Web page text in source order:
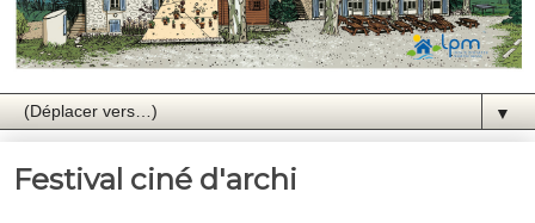
▼
Festival ciné d'archi